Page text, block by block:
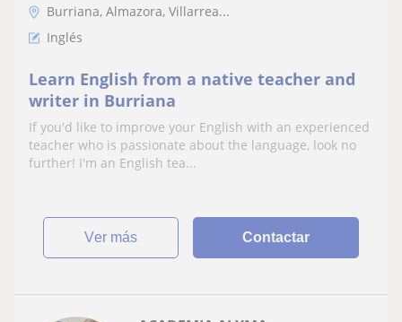
Burriana, Almazora, Villarrea...
Inglés
Learn English from a native teacher and
writer in Burriana
If you'd like to improve your English with an experienced
teacher who is passionate about the language, look no
further! I'm an English tea...
ver más Contactar